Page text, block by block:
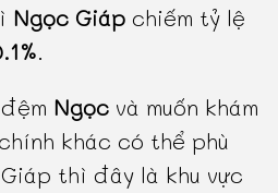
Ngọc Giáp chiếm tỷ lệ
.
Ngọc và muốn khám
khác có thể phù
thì đây là khu vực